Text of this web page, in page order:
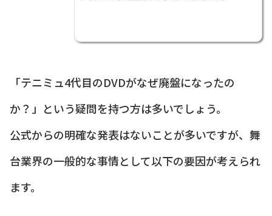
「テニミュ4代目のDVDがなぜ廃盤になったの
か？」という疑問を持つ方は多いでしょう。
公式からの明確な発表はないことが多いですが、舞
台業界の一般的な事情として以下の要因が考えられ
ます。